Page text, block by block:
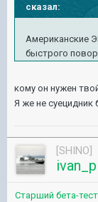
сказал:
Американские
быстрого
кому он нужен
Я же не суецидник
[SHINO]
Старший бета-